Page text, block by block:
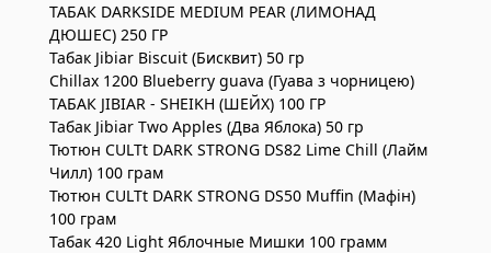
ТАБАК DARKSIDE MEDIUM PEAR (ЛИМОНАД
ДЮШЕС) 250 ГР
Табак Jibiar Biscuit (Бисквит) 50 гр
Chillax 1200 Blueberry guava (Гуава з чорницею)
ТАБАК JIBIAR - SHEIKH (ШЕЙХ) 100 ГР
Табак Jibiar Two Apples (Два Яблока) 50 гр
Тютюн CULTt DARK STRONG DS82 Lime Chill (Лайм
Чилл) 100 грам
Тютюн CULTt DARK STRONG DS50 Muffin (Мафін)
100 грам
Табак 420 Light Яблочные Мишки 100 грамм